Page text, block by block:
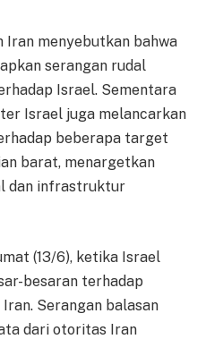
Iran menyebutkan bahwa
serangan rudal
Israel. Sementara
Israel juga melancarkan
beberapa target
barat, menargetkan
dan infrastruktur
(13/6), ketika Israel
besaran terhadap
Serangan balasan
dari otoritas Iran